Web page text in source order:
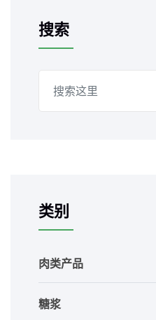
搜索
类别
肉类产品
糖浆